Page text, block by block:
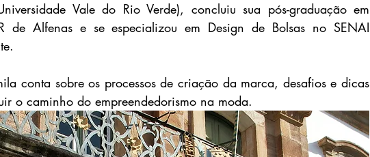
Vale do Rio Verde), concluiu sua pós-graduação em
de Alfenas e se especializou em Design de Bolsas no SENAI
conta sobre os processos de criação da marca, desafios e dicas
o caminho do empreendedorismo na moda.